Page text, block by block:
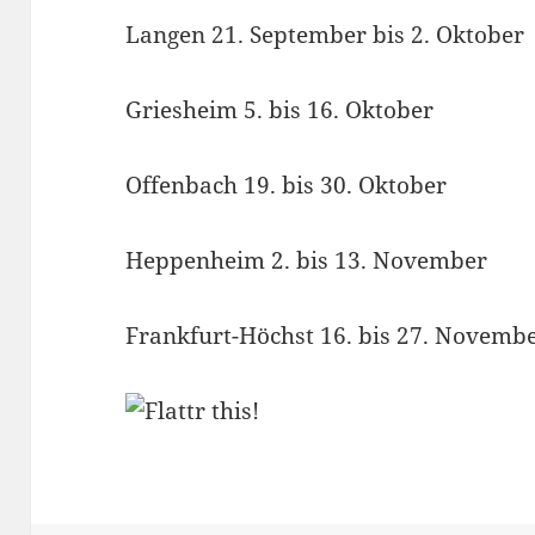
Langen 21. September bis 2. Oktober
Griesheim 5. bis 16. Oktober
Offenbach 19. bis 30. Oktober
Heppenheim 2. bis 13. November
Frankfurt-Höchst 16. bis 27.